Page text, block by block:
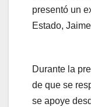
presentó un
Estado,
Durante la
de que se
se apoye